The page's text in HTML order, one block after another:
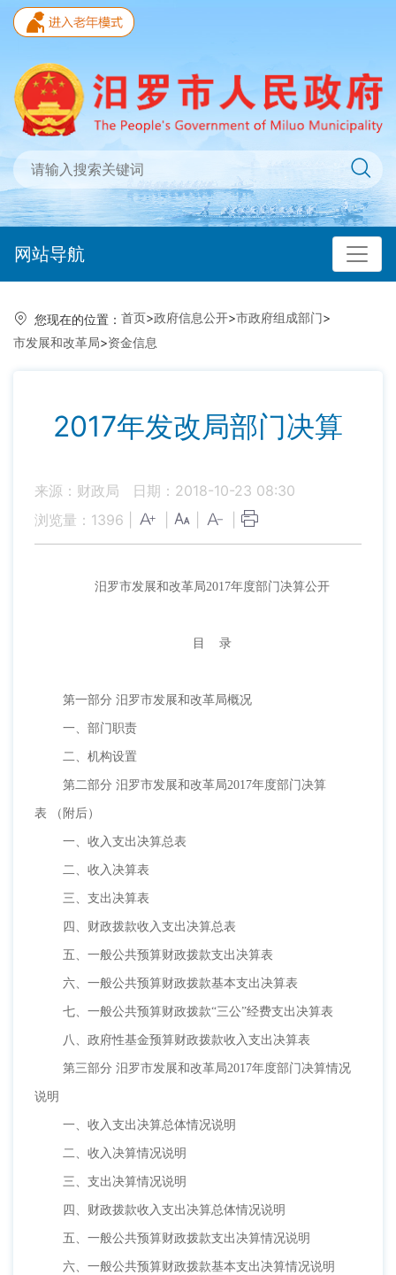
网站导航
您现在的位置： 首页>政府信息公开>市政府组成部门>
市发展和改革局>资金信息
2017年发改局部门决算
来源：财政局
日期：2018-10-23 08:30
浏览量： 1396
汨罗市发展和改革局2017年度部门决算公开
目 录
第一部分 汨罗市发展和改革局概况
一、部门职责
二、机构设置
第二部分 汨罗市发展和改革局2017年度部门决算
表 （附后）
一、收入支出决算总表
二、收入决算表
三、支出决算表
四、财政拨款收入支出决算总表
五、一般公共预算财政拨款支出决算表
六、一般公共预算财政拨款基本支出决算表
七、一般公共预算财政拨款“三公”经费支出决算表
八、政府性基金预算财政拨款收入支出决算表
第三部分 汨罗市发展和改革局2017年度部门决算情况
说明
一、收入支出决算总体情况说明
二、收入决算情况说明
三、支出决算情况说明
四、财政拨款收入支出决算总体情况说明
五、一般公共预算财政拨款支出决算情况说明
六、一般公共预算财政拨款基本支出决算情况说明